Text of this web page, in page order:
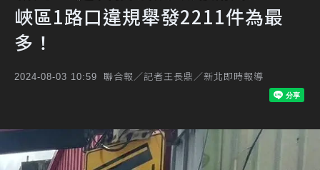
峽區1路口違規舉發2211件為最
多！
2024-08-03 10:59 聯合報／記者王長鼎／新北即時報導